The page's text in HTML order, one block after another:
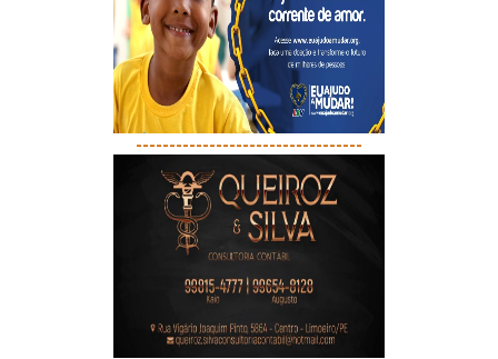
----------------------------------